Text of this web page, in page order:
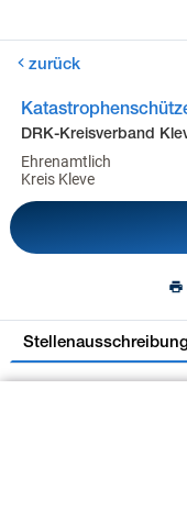
zurück
DRK-Kreisverband
Ehrenamtlich
Kreis Kleve
Stellenausschreibung